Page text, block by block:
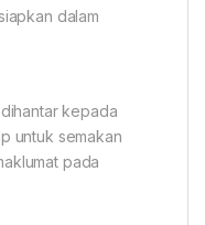
dalam
kepada
untuk semakan
pada